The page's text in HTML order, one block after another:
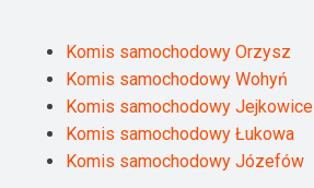
Komis samochodowy Orzysz
Komis samochodowy Wohyń
Komis samochodowy Jejkowice
Komis samochodowy Łukowa
Komis samochodowy Józefów